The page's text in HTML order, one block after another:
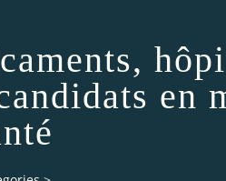
en